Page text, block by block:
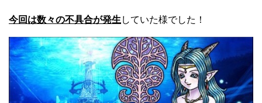
今回は数々の不具合が発生 していた様でした！